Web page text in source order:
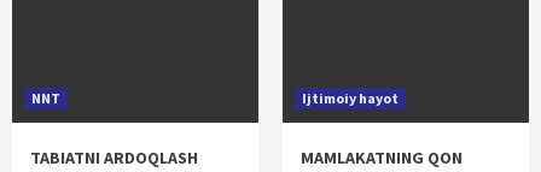
NNT
TABIATNI ARDOQLASH
Ijtimoiy hayot
MAMLAKATNING QON